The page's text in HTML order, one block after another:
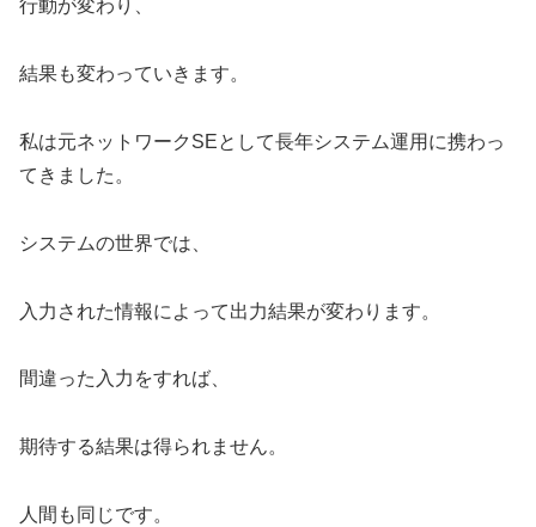
行動が変わり、
結果も変わっていきます。
私は元ネットワークSEとして長年システム運用に携わっ
てきました。
システムの世界では、
入力された情報によって出力結果が変わります。
間違った入力をすれば、
期待する結果は得られません。
人間も同じです。